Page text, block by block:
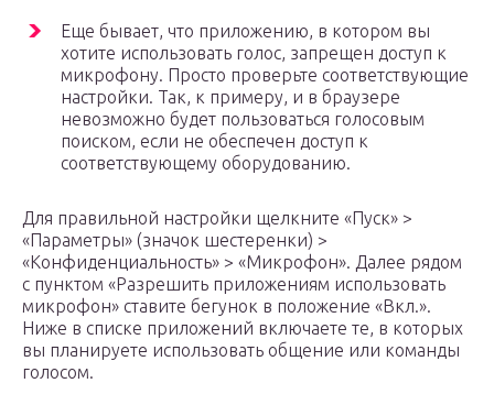
Еще бывает, что приложению, в котором вы
хотите использовать голос, запрещен доступ к
микрофону. Просто проверьте соответствующие
настройки. Так, к примеру, и в браузере
невозможно будет пользоваться голосовым
поиском, если не обеспечен доступ к
соответствующему оборудованию.
Для правильной настройки щелкните «Пуск» >
«Параметры» (значок шестеренки) >
«Конфиденциальность» > «Микрофон». Далее рядом
с пунктом «Разрешить приложениям использовать
микрофон» ставите бегунок в положение «Вкл.».
Ниже в списке приложений включаете те, в которых
вы планируете использовать общение или команды
голосом.